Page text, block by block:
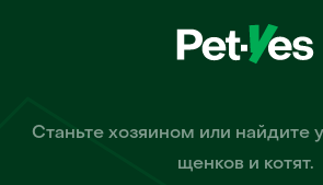
Станьте хозяином или найдите
щенков и котят.